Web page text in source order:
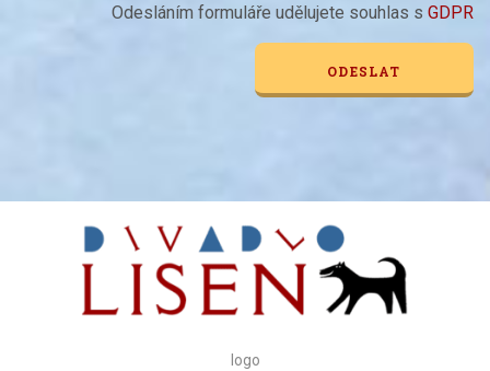
Odesláním formuláře udělujete souhlas s GDPR
logo